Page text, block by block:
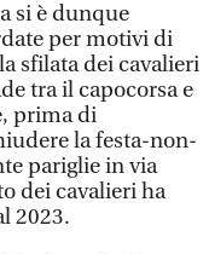
si è dunque
per motivi di
sfilata dei cavalieri
tra il capocorsa e
prima di
la festa-non-
pariglie in via
dei cavalieri ha
2023.